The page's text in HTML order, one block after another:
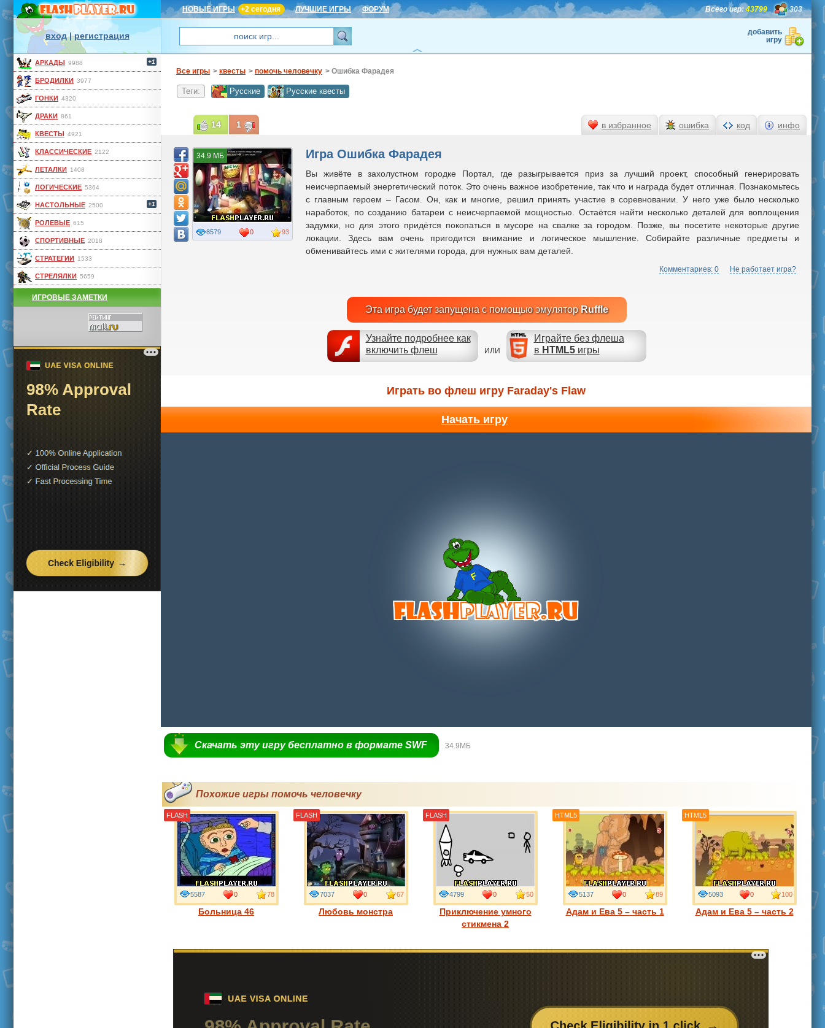
НОВЫЕ ИГРЫ +2 сегодня ЛУЧШИЕ ИГРЫ ФОРУМ 303
Всего игр:43799
вход|регистрация
добавить
игру
АРКАДЫ 9988 +1
БРОДИЛКИ 3977
ГОНКИ 4320
ДРАКИ 861
КВЕСТЫ 4921
КЛАССИЧЕСКИЕ 2122
ЛЕТАЛКИ 1408
ЛОГИЧЕСКИЕ 5364
НАСТОЛЬНЫЕ 2500 +1
РОЛЕВЫЕ 615
СПОРТИВНЫЕ 2018
СТРАТЕГИИ 1533
СТРЕЛЯЛКИ 5659
ИГРОВЫЕ ЗАМЕТКИ
Все игры > квесты > помочь человечку > Ошибка Фарадея
Теги: Русские Русские квесты
Игра Ошибка Фарадея
Вы живёте в захолустном городке Портал, где разыгрывается приз за лучший проект, способный генерировать
неисчерпаемый энергетический поток. Это очень важное изобретение, так что и награда будет отличная. Познакомьтесь
с главным героем – Гасом. Он, как и многие, решил принять участие в соревновании. У него уже было несколько
наработок, по созданию батареи с неисчерпаемой мощностью. Остаётся найти несколько деталей для воплощения
задумки, но для этого придётся покопаться в мусоре на свалке за городом. Позже, вы посетите некоторые другие
локации. Здесь вам очень пригодится внимание и логическое мышление. Собирайте различные предметы и
обменивайтесь ими с жителями города, для нужных вам деталей.
Комментариев: 0 Не работает игра?
Эта игра будет запущена с помощью эмулятор Ruffle
Узнайте подробнее как
включить флеш
ИЛИ
Играйте без флеша
в HTML5игры
93
8579 0
34.9 МБ
14 1 в избранное ошибка код инфо
Играть во флеш игру Faraday's Flaw
Начать игру
Скачать эту игру бесплатно в формате SWF 34.9МБ
Похожие игры помочь человечку
Больница 46
5587 0 78
FLASH
Любовь монстра
7037 0 67
FLASH
Приключение умного
стикмена 2
4799 0 50
FLASH
Адам и Ева 5 – часть 1
5137 0 89
HTML5
Адам и Ева 5 – часть 2
5093 0 100
HTML5